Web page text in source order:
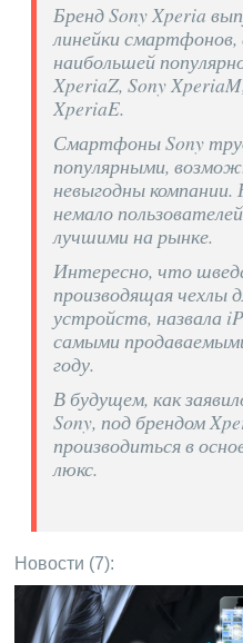
Бренд Sony Xperia
линейки
наибольшей
XperiaZ, Sony
XperiaE.
Смартфоны Sony
популярными,
невыгодны
немало
лучшими на рынке.
Интересно, что
производящая чехлы
устройств, назвала
самыми
году.
В будущем, как
Sony, под брендом
производиться в
люкс.
Новости (7):